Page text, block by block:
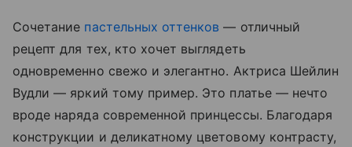
Сочетание пастельных оттенков — отличный
рецепт для тех, кто хочет выглядеть
одновременно свежо и элегантно. Актриса Шейлин
Вудли — яркий тому пример. Это платье — нечто
вроде наряда современной принцессы. Благодаря
конструкции и деликатному цветовому контрасту,